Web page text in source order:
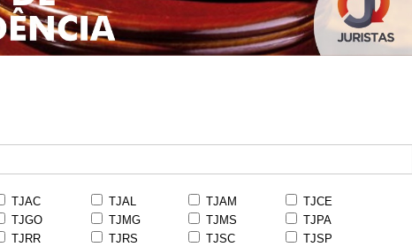
TJAC TJAL TJAM
TJCE
TJGO TJMG TJMS
TJPA
TJRR TJRS TJSC
TJSP